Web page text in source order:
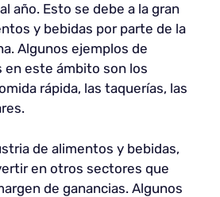
año. Esto se debe a la gran
y bebidas por parte de la
Algunos ejemplos de
este ámbito son los
rápida, las taquerías, las
de alimentos y bebidas,
en otros sectores que
de ganancias. Algunos